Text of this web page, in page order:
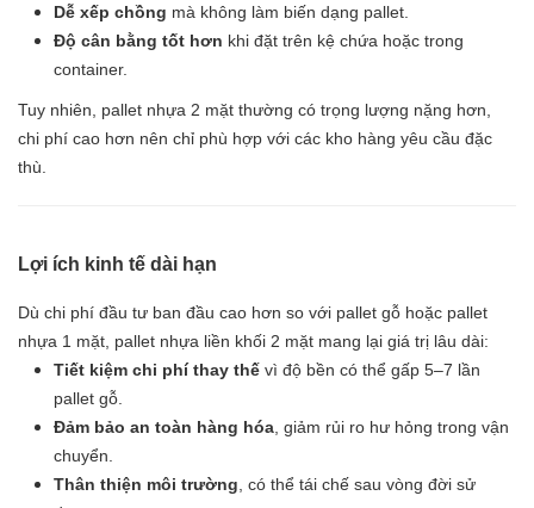
Dễ xếp chồng mà không làm biến dạng pallet.
Độ cân bằng tốt hơn khi đặt trên kệ chứa hoặc trong
container.
Tuy nhiên, pallet nhựa 2 mặt thường có trọng lượng nặng hơn,
chi phí cao hơn nên chỉ phù hợp với các kho hàng yêu cầu đặc
thù.
Lợi ích kinh tế dài hạn
Dù chi phí đầu tư ban đầu cao hơn so với pallet gỗ hoặc pallet
nhựa 1 mặt, pallet nhựa liền khối 2 mặt mang lại giá trị lâu dài:
Tiết kiệm chi phí thay thế vì độ bền có thể gấp 5–7 lần
pallet gỗ.
Đảm bảo an toàn hàng hóa , giảm rủi ro hư hỏng trong vận
chuyển.
Thân thiện môi trường , có thể tái chế sau vòng đời sử